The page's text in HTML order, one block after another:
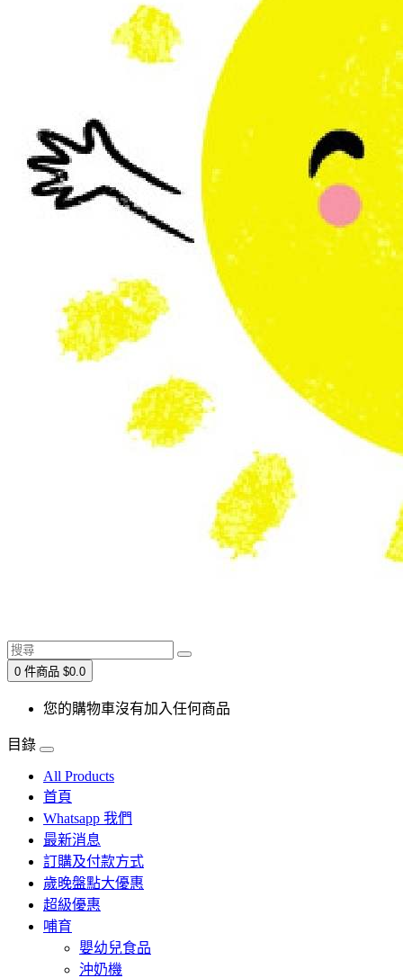
0 件商品 $0.0
您的購物車沒有加入任何商品
目錄
All Products
首頁
Whatsapp 我們
最新消息
訂購及付款方式
歲晚盤點大優惠
超級優惠
哺育
嬰幼兒食品
沖奶機